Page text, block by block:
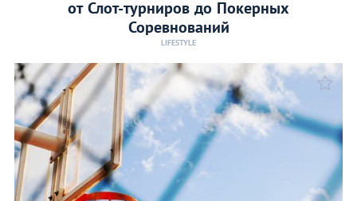
от Слот-турниров до Покерных
Соревнований
LIFESTYLE